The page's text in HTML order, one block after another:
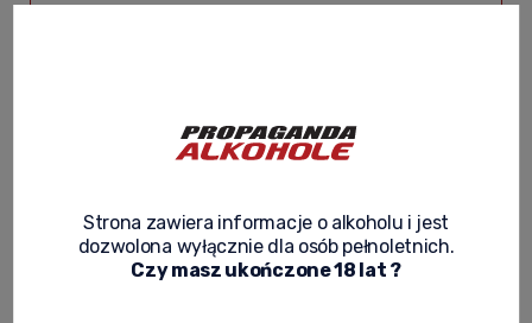
Strona zawiera informacje o alkoholu i jest
dozwolona wyłącznie dla osób pełnoletnich.
Czy masz ukończone 18 lat ?